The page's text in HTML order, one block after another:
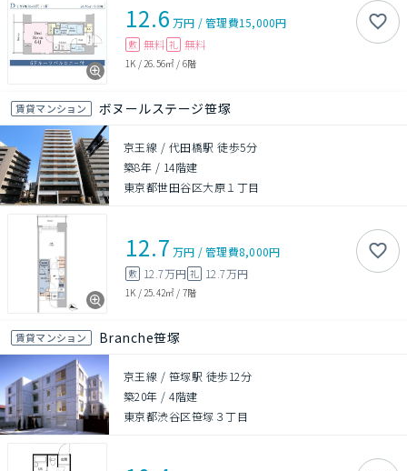
12.6 万円 /管理費15,000円
敷 無料 礼 無料
1K / 26.56㎡ / 6階
賃貸マンション ボヌールステージ笹塚
京王線 / 代田橋駅 徒歩5分
築8年 / 14階建
東京都世田谷区大原１丁目
12.7 万円 /管理費8,000円
敷 12.7万円 礼 12.7万円
1K / 25.42㎡ / 7階
賃貸マンション Branche笹塚
京王線 / 笹塚駅 徒歩12分
築20年 /4階建
東京都渋谷区笹塚３丁目